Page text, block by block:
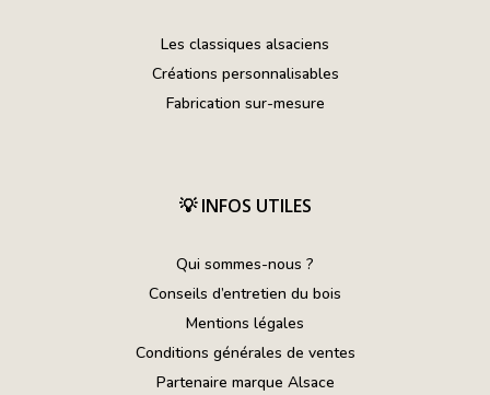
Les classiques alsaciens
Créations personnalisables
Fabrication sur-mesure
💡INFOS UTILES
Qui sommes-nous ?
Conseils d’entretien du bois
Mentions légales
Conditions générales de ventes
Partenaire marque Alsace